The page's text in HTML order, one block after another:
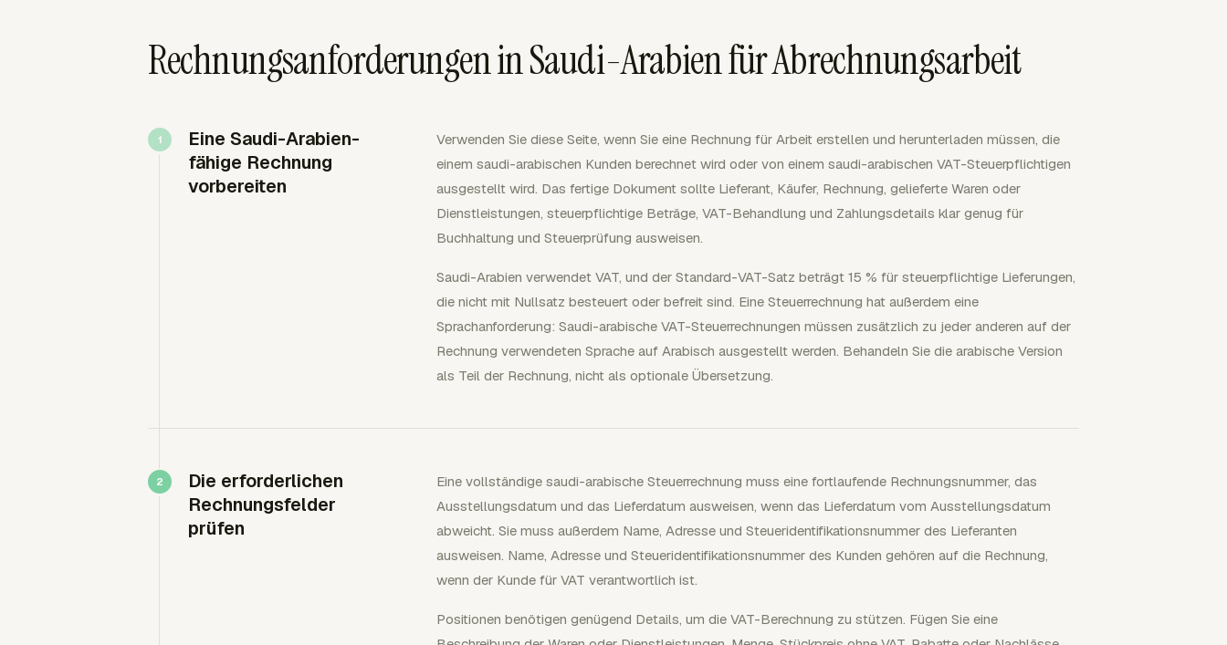
Rechnungsanforderungen in Saudi-Arabien für Abrechnungsarbeit
Eine Saudi-Arabien-
fähige Rechnung
vorbereiten
Verwenden Sie diese Seite, wenn Sie eine Rechnung für Arbeit erstellen und herunterladen müssen, die
einem saudi-arabischen Kunden berechnet wird oder von einem saudi-arabischen VAT-Steuerpflichtigen
ausgestellt wird. Das fertige Dokument sollte Lieferant, Käufer, Rechnung, gelieferte Waren oder
Dienstleistungen, steuerpflichtige Beträge, VAT-Behandlung und Zahlungsdetails klar genug für
Buchhaltung und Steuerprüfung ausweisen.
Saudi-Arabien verwendet VAT, und der Standard-VAT-Satz beträgt 15 % für steuerpflichtige Lieferungen,
die nicht mit Nullsatz besteuert oder befreit sind. Eine Steuerrechnung hat außerdem eine
Sprachanforderung: Saudi-arabische VAT-Steuerrechnungen müssen zusätzlich zu jeder anderen auf der
Rechnung verwendeten Sprache auf Arabisch ausgestellt werden. Behandeln Sie die arabische Version
als Teil der Rechnung, nicht als optionale Übersetzung.
Die erforderlichen
Rechnungsfelder
prüfen
Eine vollständige saudi-arabische Steuerrechnung muss eine fortlaufende Rechnungsnummer, das
Ausstellungsdatum und das Lieferdatum ausweisen, wenn das Lieferdatum vom Ausstellungsdatum
abweicht. Sie muss außerdem Name, Adresse und Steueridentifikationsnummer des Lieferanten
ausweisen. Name, Adresse und Steueridentifikationsnummer des Kunden gehören auf die Rechnung,
wenn der Kunde für VAT verantwortlich ist.
Positionen benötigen genügend Details, um die VAT-Berechnung zu stützen. Fügen Sie eine